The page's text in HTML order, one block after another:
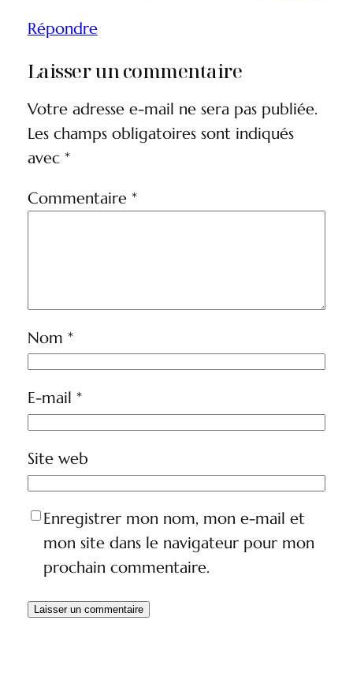
Répondre
Laisser un commentaire
Votre adresse e-mail ne sera pas publiée.
Les champs obligatoires sont indiqués
avec *
Commentaire *
Nom *
E-mail *
Site web
Enregistrer mon nom, mon e-mail et
mon site dans le navigateur pour mon
prochain commentaire.